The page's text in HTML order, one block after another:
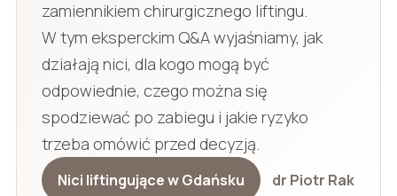
zamiennikiem chirurgicznego liftingu.
W tym eksperckim Q&A wyjaśniamy, jak
działają nici, dla kogo mogą być
odpowiednie, czego można się
spodziewać po zabiegu i jakie ryzyko
trzeba omówić przed decyzją.
Nici liftingujące w Gdańsku dr Piotr Rak